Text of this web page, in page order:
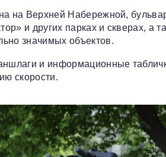
на Верхней Набережной,
и других парках и скверах, а
значимых объектов.
и информационные
скорости.